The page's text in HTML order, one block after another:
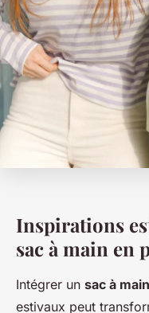
Inspirations
sac à main en
Intégrer un sac à
estivaux peut